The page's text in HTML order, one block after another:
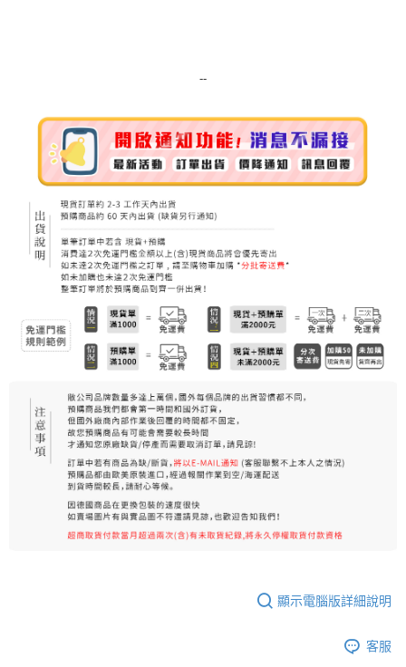
全家取貨付款
每筆NT$80，滿NT$999(含以上)免運費
每筆NT$80，滿NT$999(含以上)免運費
7-11取貨付款
每筆NT$80，滿NT$999(含以上)免運費
7-11純取貨 (先付款
每筆NT$80，滿NT$999(含以上)免運費
每筆NT$100，滿NT$999(含以上)免運費
離島宅配（澎湖、金門、馬祖、小琉球）
每筆NT$250，滿NT$3,000(含以上)免運費
付款後門市自取
--
顯示電腦版詳細說明
客服